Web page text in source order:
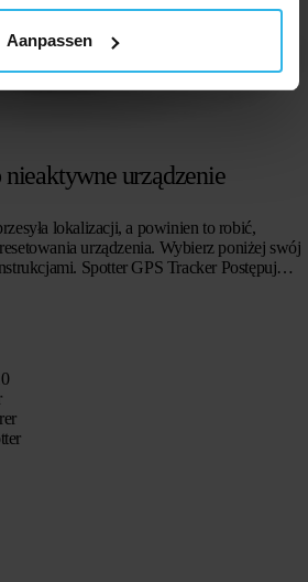
Aanpassen
urządzenie
lokalizacji, a powinien to robić,
urządzenia. Wybierz poniżej swój
Spotter GPS Tracker Postępuj